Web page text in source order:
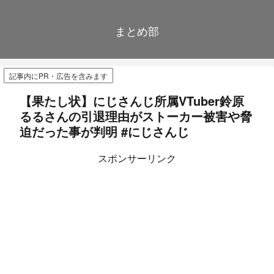
まとめ部
記事内にPR・広告を含みます
【果たし状】にじさんじ所属VTuber鈴原
るるさんの引退理由がストーカー被害や脅
迫だった事が判明 #にじさんじ
スポンサーリンク